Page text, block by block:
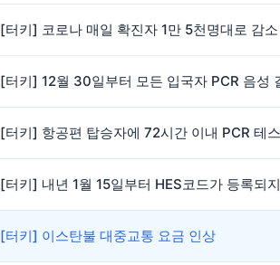
[터키] 코로나 매일 확진자 1만 5천명대로 감소
[터키] 12월 30일부터 모든 입국자 PCR 음성
[터키] 항공편 탑승자에 72시간 이내 PCR 테
[터키] 내년 1월 15일부터 HES코드가 등록되
[터키] 이스탄불 대중교통 요금 인상